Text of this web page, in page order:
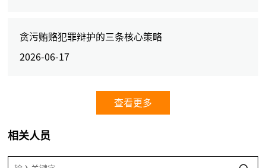
贪污贿赂犯罪辩护的三条核心策略
2026-06-17
查看更多
相关人员